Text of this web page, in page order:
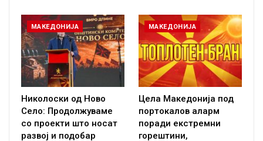
МАКЕДОНИЈА
Николоски од Ново
Село: Продолжуваме
со проекти што носат
развој и подобар
МАКЕДОНИЈА
Цела Македонија под
портокалов аларм
поради екстремни
горештини,